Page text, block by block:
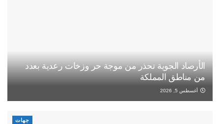
الأرصاد الجوية تحذر من موجة حر وزخات رعدية بعدد
من مناطق المملكة
أغسطس 5, 2026
جهات